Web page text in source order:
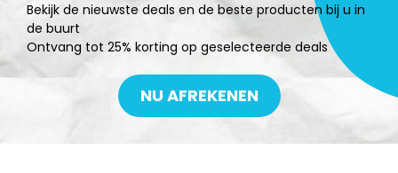
Bekijk de nieuwste deals en de beste producten bij u in
de buurt
Ontvang tot 25% korting op geselecteerde deals
NU AFREKENEN